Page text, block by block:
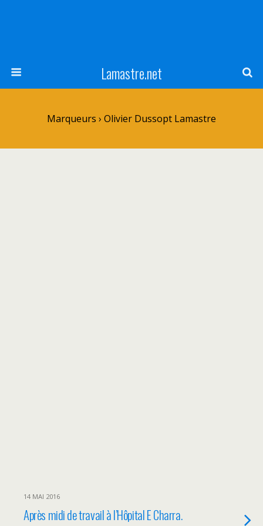
Lamastre.net
Marqueurs › Olivier Dussopt Lamastre
14 MAI 2016
Après midi de travail à l’Hôpital E Charra.